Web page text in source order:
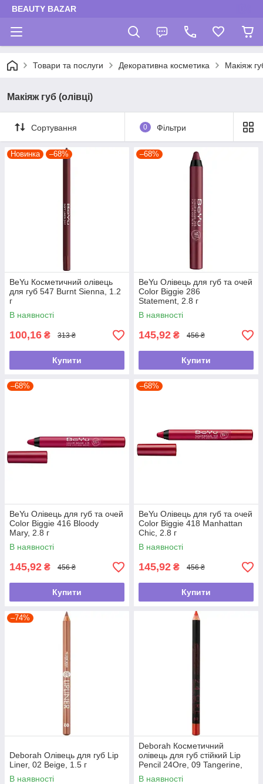
BEAUTY BAZAR
Товари та послуги Декоративна косметика Макіяж
Макіяж губ (олівці)
Сортування 0 Фільтри
Новинка –68%
BeYu Косметичний олівець
для губ 547 Burnt Sienna, 1.2
г
В наявності
100,16 ₴ 313 ₴
Купити
–68%
BeYu Олівець для губ та очей
Color Biggie 286
Statement, 2.8 г
В наявності
145,92 ₴ 456 ₴
Купити
–68%
BeYu Олівець для губ та очей
Color Biggie 416 Bloody
Mary, 2.8 г
В наявності
145,92 ₴ 456 ₴
Купити
–68%
BeYu Олівець для губ та очей
Color Biggie 418 Manhattan
Chic​​​​​​​, 2.8 г
В наявності
145,92 ₴ 456 ₴
Купити
–74%
Deborah Олівець для губ Lip
Liner, 02 Beige, 1.5 г
В наявності
Deborah Косметичний
олівець для губ стійкий Lip
Pencil 24Ore, 09 Tangerine,
1.5 г
В наявності